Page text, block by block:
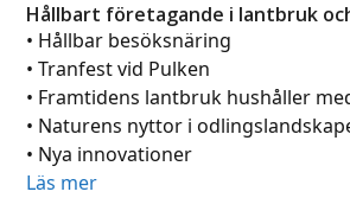
Hållbart företagande i lantbruk
• Hållbar besöksnäring
• Tranfest vid Pulken
• Framtidens lantbruk hushåller
• Naturens nyttor i
• Nya innovationer
Läs mer